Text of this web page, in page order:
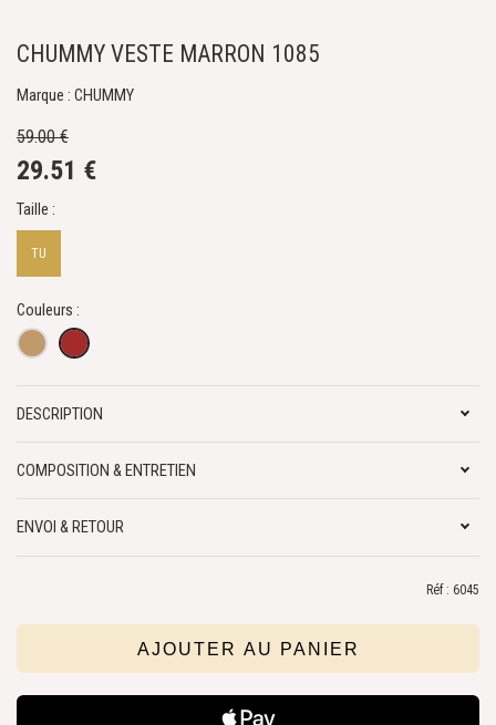
CHUMMY VESTE MARRON 1085
Marque : CHUMMY
59.00 €
29.51 €
Taille :
TU
Couleurs :
DESCRIPTION
COMPOSITION & ENTRETIEN
ENVOI & RETOUR
Réf : 6045